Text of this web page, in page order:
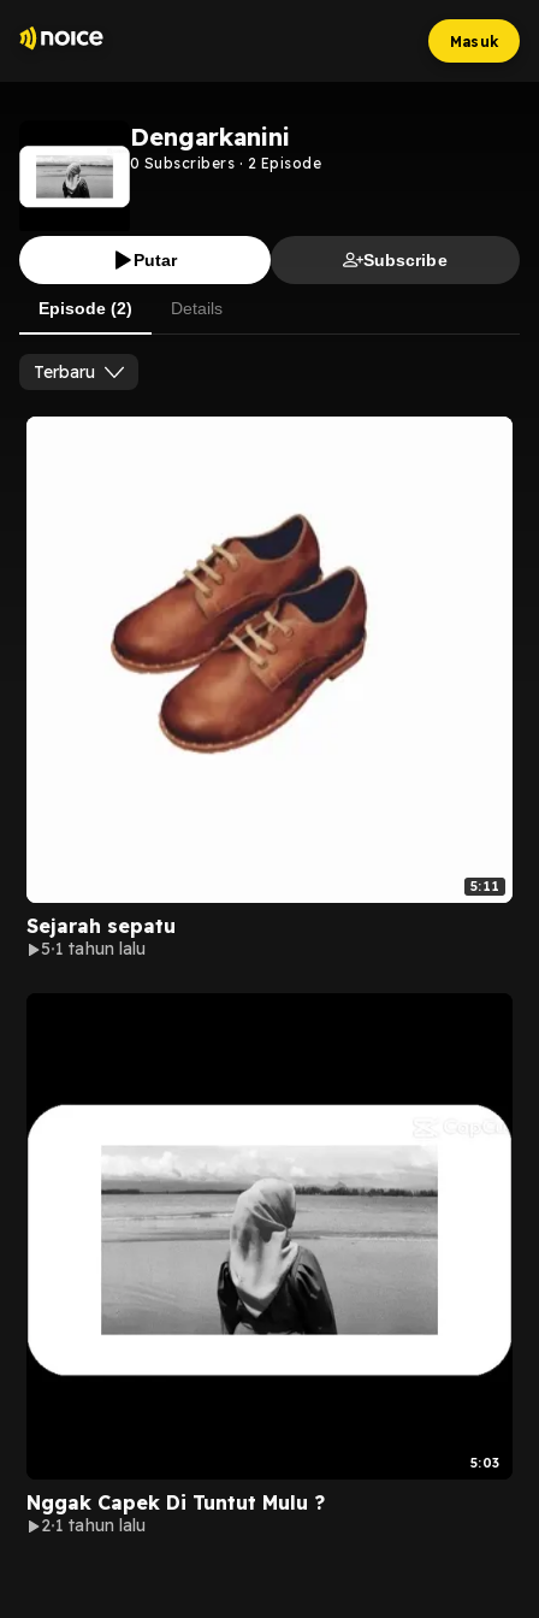
Masuk
Dengarkanini
0 Subscribers · 2 Episode
Putar Subscribe
Episode (2) Details
Terbaru
5:11
Sejarah sepatu
5 1 tahun lalu
5:03
Nggak Capek Di Tuntut Mulu ?
2 1 tahun lalu